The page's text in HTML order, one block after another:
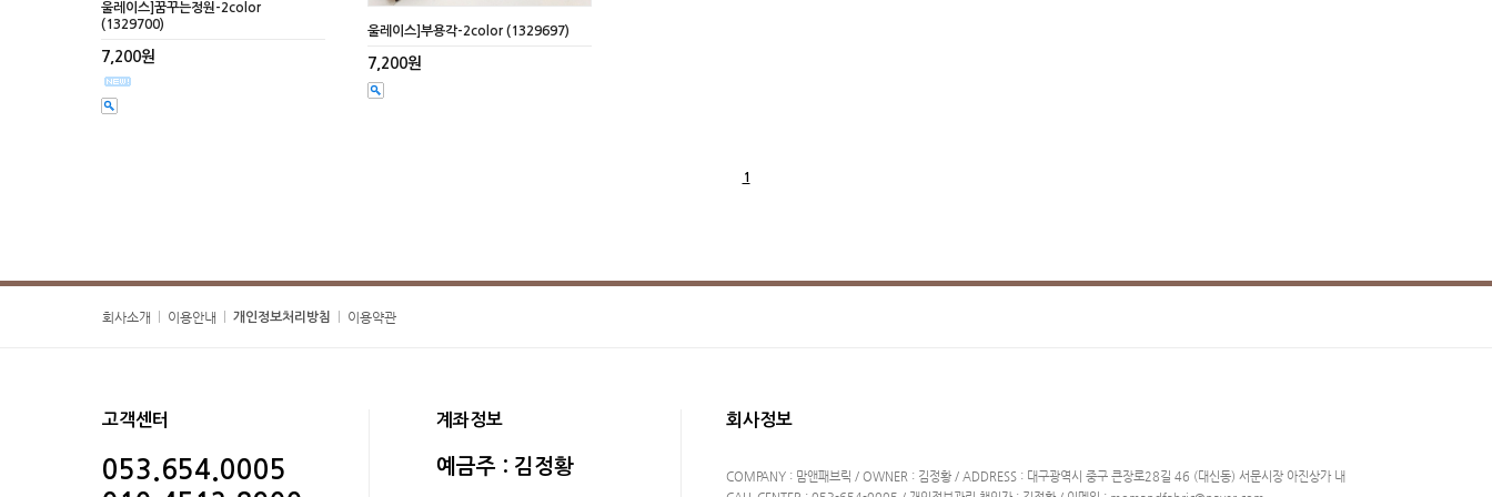
울레이스]꿈꾸는정원-2color
(1329700)
7,200원
울레이스]부용각-2color (1329697)
7,200원
1
회사소개 이용안내 개인정보처리방침 이용약관
고객센터
053.654.0005
계좌정보
예금주 : 김정황
회사정보
COMPANY : 맘앤패브릭 / OWNER : 김정황 / ADDRESS : 대구광역시 중구 큰장로28길 46 (대신동) 서문시장 아진상가 내